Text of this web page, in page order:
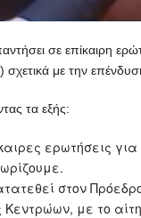
σε επίκαιρη
με την
τα εξής:
ερωτήσεις
στον
με το